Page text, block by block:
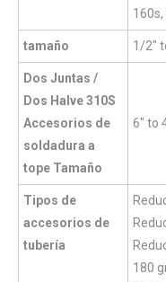
160s,
tamaño 1/2"
Dos Juntas /
Dos Halve 310S
Accesorios de
soldadura a
tope Tamaño
6" to
Tipos de
accesorios de
tubería
180